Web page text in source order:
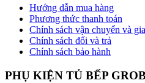
Hướng dẫn mua hàng
Phương thức thanh toán
Chính sách vận chuyển và
Chính sách đổi và trả
Chính sách bảo hành
PHỤ KIỆN TỦ BẾP